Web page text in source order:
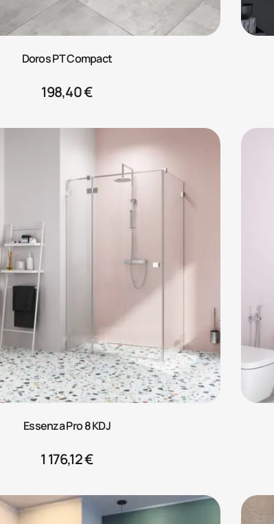
Doros PT Compact
198,40€
Essenza Pro 8 KDJ
1 176,12€